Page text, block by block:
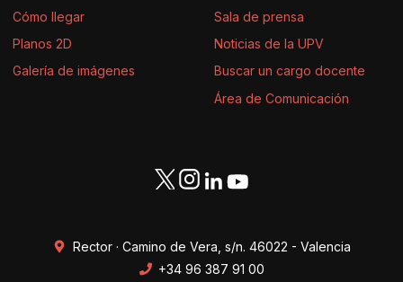
Cómo llegar
Planos 2D
Galería de imágenes
Sala de prensa
Noticias de la UPV
Buscar un cargo docente
Área de Comunicación
Rector · Camino de Vera, s/n. 46022 - Valencia
+34 96 387 91 00